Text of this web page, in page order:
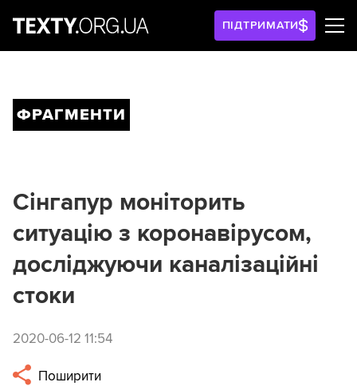
ПІДТРИМАТИ
ФРАГМЕНТИ
Сінгапур моніторить
ситуацію з коронавірусом,
досліджуючи каналізаційні
стоки
2020-06-12 11:54
Поширити